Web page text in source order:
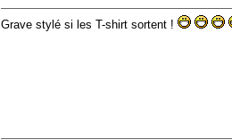
Grave stylé si les T-shirt sortent !